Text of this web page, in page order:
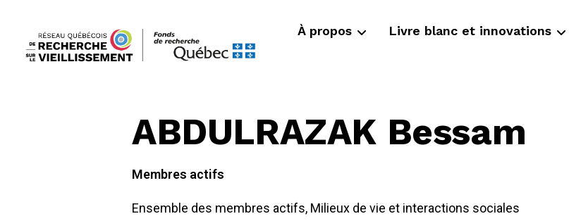
À propos Livre blanc et innovations
ABDULRAZAK Bessam
Membres actifs
Ensemble des membres actifs, Milieux de vie et interactions sociales